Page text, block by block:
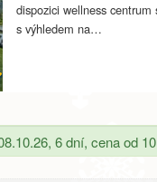
dispozici wellness
s výhledem na…